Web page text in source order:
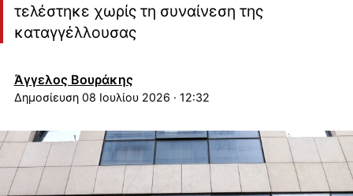
τελέστηκε χωρίς τη συναίνεση της
καταγγέλλουσας
Άγγελος Βουράκης
08 Ιουλίου 2026 · 12:32